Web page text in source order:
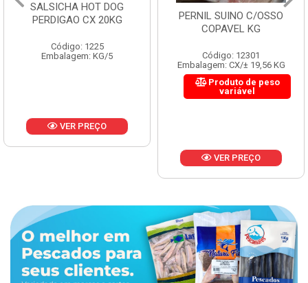
SALSICHA HOT DOG
PERDIGAO CX 20KG
Código: 1225
Embalagem: KG/5
VER PREÇO
PERNIL SUINO C/OSSO
COPAVEL KG
Código: 12301
Embalagem: CX/± 19,56 KG
Produto de peso
variável
VER PREÇO